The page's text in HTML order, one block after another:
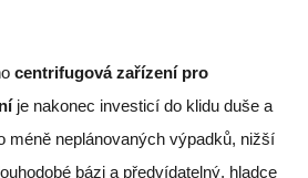
centrifugová zařízení pro
je nakonec investicí do klidu duše a
méně neplánovaných výpadků, nižší
bázi a předvídatelný, hladce